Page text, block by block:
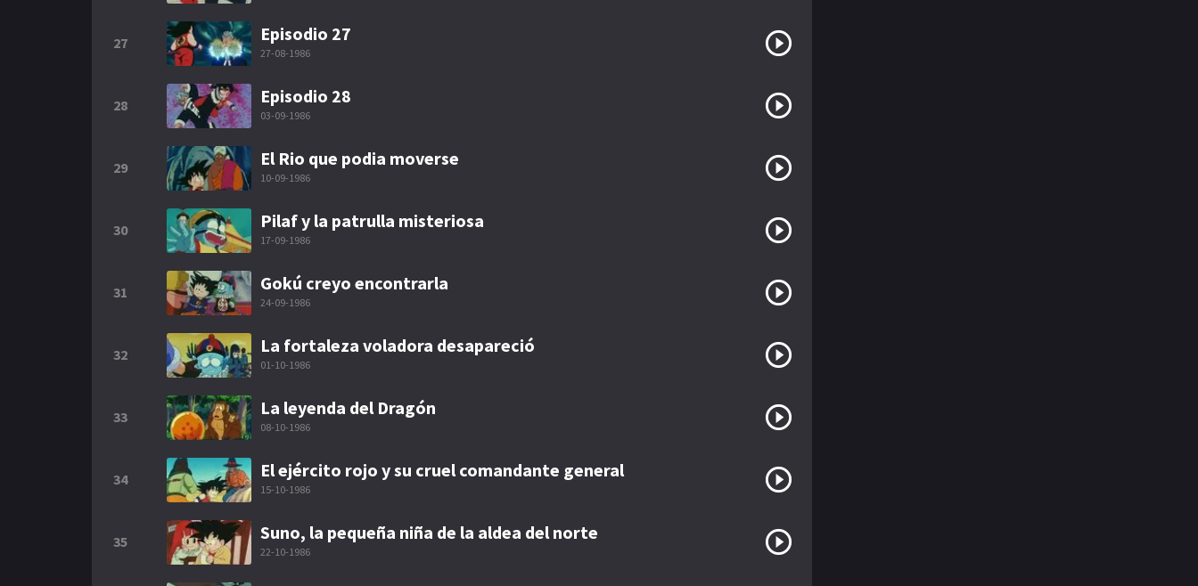
27 Episodio 27
27-08-1986
28 Episodio 28
03-09-1986
29 El Rio que podia moverse
10-09-1986
30 Pilaf y la patrulla misteriosa
17-09-1986
31 Gokú creyo encontrarla
24-09-1986
32 La fortaleza voladora desapareció
01-10-1986
33 La leyenda del Dragón
08-10-1986
34 El ejército rojo y su cruel comandante general
15-10-1986
35 Suno, la pequeña niña de la aldea del norte
22-10-1986